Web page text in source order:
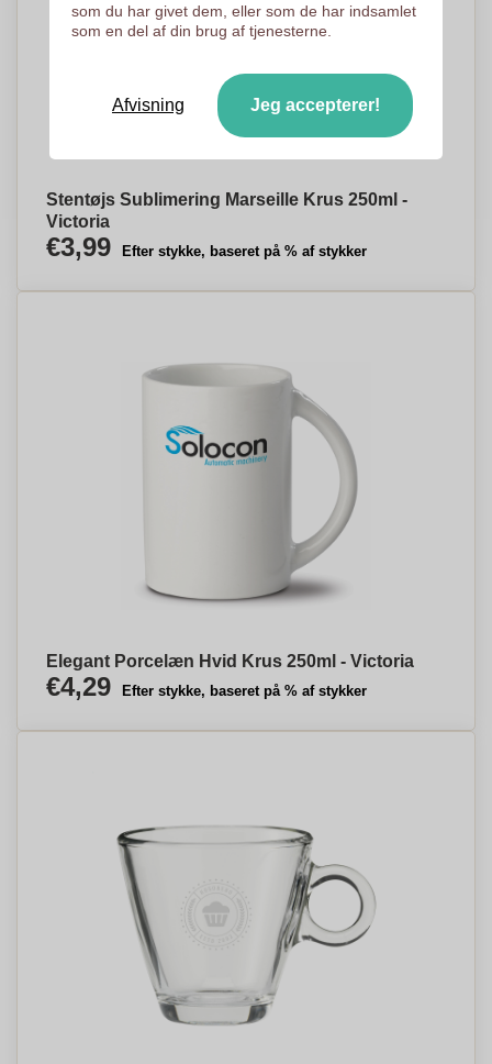
Stentøjs Sublimering Marseille Krus 250ml -
Victoria
€3,99 Efter stykke, baseret på % af stykker
Elegant Porcelæn Hvid Krus 250ml - Victoria
€4,29 Efter stykke, baseret på % af stykker
som du har givet dem, eller som de har indsamlet
som en del af din brug af tjenesterne.
Afvisning Jeg accepterer!